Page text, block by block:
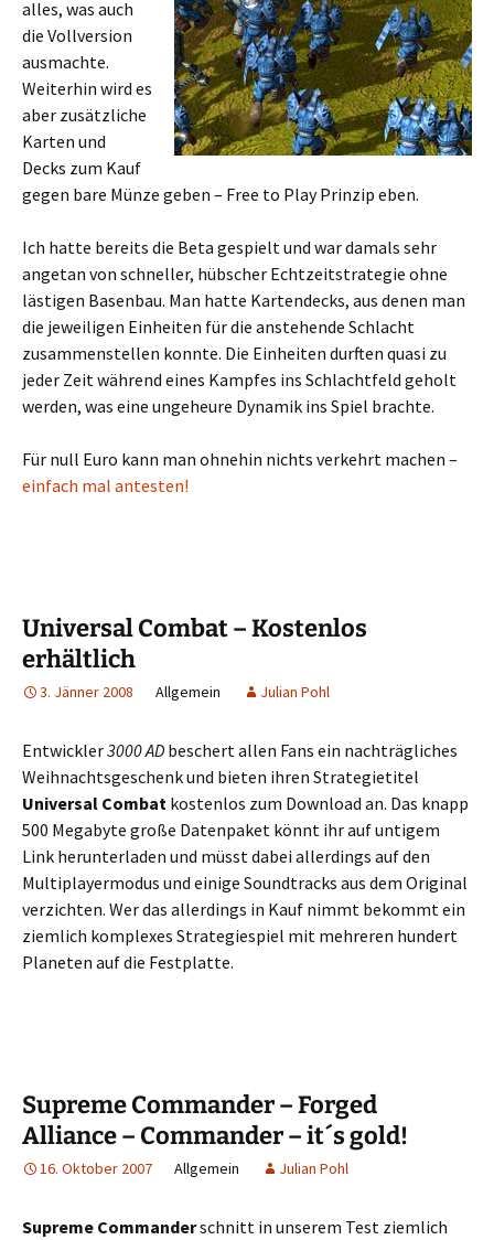
alles, was auch
die Vollversion
ausmachte.
Weiterhin wird es
aber zusätzliche
Karten und
Decks zum Kauf
gegen bare Münze geben – Free to Play Prinzip eben.
Ich hatte bereits die Beta gespielt und war damals sehr
angetan von schneller, hübscher Echtzeitstrategie ohne
lästigen Basenbau. Man hatte Kartendecks, aus denen man
die jeweiligen Einheiten für die anstehende Schlacht
zusammenstellen konnte. Die Einheiten durften quasi zu
jeder Zeit während eines Kampfes ins Schlachtfeld geholt
werden, was eine ungeheure Dynamik ins Spiel brachte.
Für null Euro kann man ohnehin nichts verkehrt machen –
einfach mal antesten!
Universal Combat – Kostenlos
erhältlich
3. Jänner 2008 Allgemein Julian Pohl
Entwickler3000 AD beschert allen Fans ein nachträgliches
Weihnachtsgeschenk und bieten ihren Strategietitel
Universal Combat kostenlos zum Download an. Das knapp
500 Megabyte große Datenpaket könnt ihr auf untigem
Link herunterladen und müsst dabei allerdings auf den
Multiplayermodus und einige Soundtracks aus dem Original
verzichten. Wer das allerdings in Kauf nimmt bekommt ein
ziemlich komplexes Strategiespiel mit mehreren hundert
Planeten auf die Festplatte.
Supreme Commander – Forged
Alliance – Commander – it´s gold!
16. Oktober 2007 Allgemein Julian Pohl
Supreme Commanderschnitt in unserem Test ziemlich